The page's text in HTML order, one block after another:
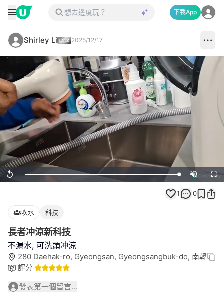
下載App
Shirley Li 2025/12/17
Replay Loaded:
100.00%
Unmute
1 0
吹水 科技
長者冲涼新科技
不漏水, 可洗頭冲涼
280 Daehak-ro, Gyeongsan, Gyeongsangbuk-do, 南韓
評分
發表第一個留言...